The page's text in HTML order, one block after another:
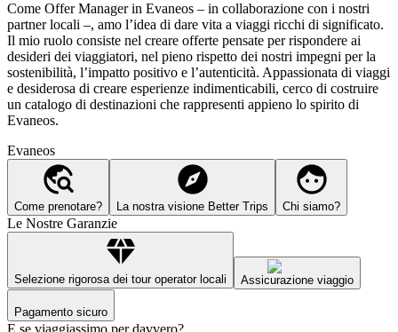
Come Offer Manager in Evaneos – in collaborazione con i nostri
partner locali –, amo l’idea di dare vita a viaggi ricchi di significato.
Il mio ruolo consiste nel creare offerte pensate per rispondere ai
desideri dei viaggiatori, nel pieno rispetto dei nostri impegni per la
sostenibilità, l’impatto positivo e l’autenticità. Appassionata di viaggi
e desiderosa di creare esperienze indimenticabili, cerco di costruire
un catalogo di destinazioni che rappresenti appieno lo spirito di
Evaneos.
Evaneos
Come prenotare? La nostra visione Better Trips Chi siamo?
Le Nostre Garanzie
Selezione rigorosa dei tour operator locali Assicurazione viaggio
Pagamento sicuro
E se viaggiassimo per davvero?